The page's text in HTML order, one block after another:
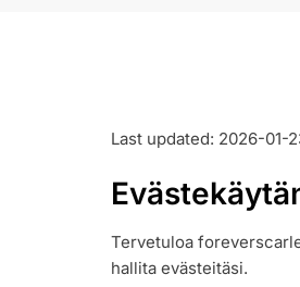
Last updated: 2026-01-
Tervetuloa
hallita evästeitäsi.